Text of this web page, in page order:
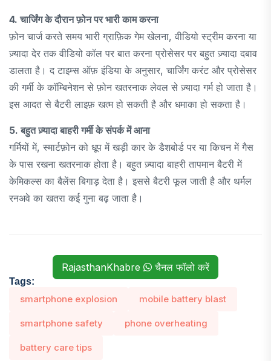
4. चार्जिंग के दौरान फ़ोन पर भारी काम करना
फ़ोन चार्ज करते समय भारी ग्राफ़िक गेम खेलना, वीडियो स्ट्रीम करना या
ज़्यादा देर तक वीडियो कॉल पर बात करना प्रोसेसर पर बहुत ज़्यादा दबाव
डालता है। द टाइम्स ऑफ़ इंडिया के अनुसार, चार्जिंग करंट और प्रोसेसर
की गर्मी के कॉम्बिनेशन से फ़ोन खतरनाक लेवल से ज़्यादा गर्म हो जाता है।
इस आदत से बैटरी लाइफ़ खत्म हो सकती है और धमाका हो सकता है।
5. बहुत ज़्यादा बाहरी गर्मी के संपर्क में आना
गर्मियों में, स्मार्टफ़ोन को धूप में खड़ी कार के डैशबोर्ड पर या किचन में गैस
के पास रखना खतरनाक होता है। बहुत ज़्यादा बाहरी तापमान बैटरी में
केमिकल्स का बैलेंस बिगाड़ देता है। इससे बैटरी फूल जाती है और थर्मल
रनअवे का खतरा कई गुना बढ़ जाता है।
RajasthanKhabre चैनल फॉलो करें
Tags:
smartphone explosion mobile battery blast
smartphone safety phone overheating
battery care tips